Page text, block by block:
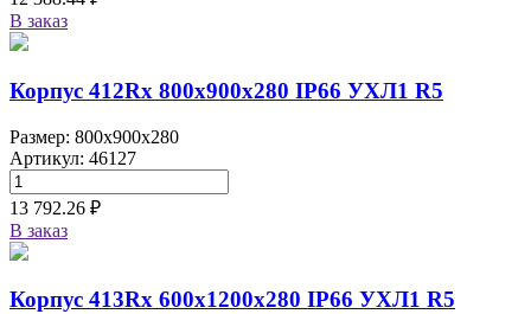
В заказ
Корпус 412Rx 800х900х280 IP66 УХЛ1 R5
Размер: 800x900x280
Артикул: 46127
13 792.26 ₽
В заказ
Корпус 413Rx 600х1200х280 IP66 УХЛ1 R5